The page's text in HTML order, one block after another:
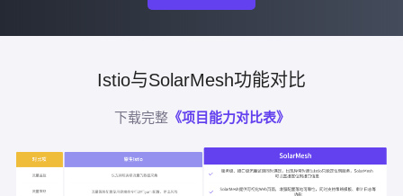
Istio与SolarMesh功能对比
下载完整《项目能力对比表》